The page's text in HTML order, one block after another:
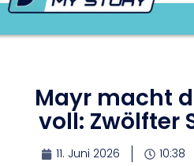
Mayr macht
voll: Zwölfter
11. Juni 2026 10:38